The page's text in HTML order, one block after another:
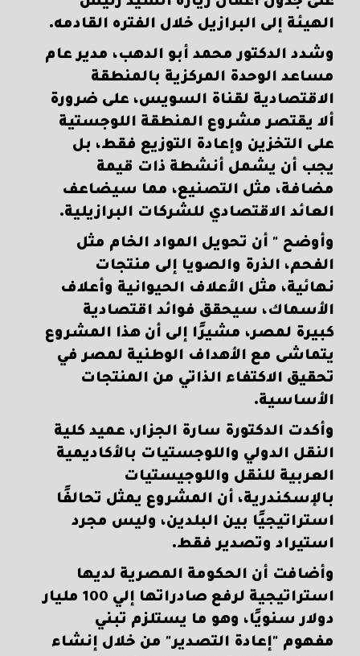
الهيئة إلى البرازيل خلال الفتره القادمه.
وشدد الدكتور محمد أبو الدهب، مدير عام
مساعد الوحدة المركزية بالمنطقة
الاقتصادية لقناة السويس، على ضرورة
ألا يقتصر مشروع المنطقة اللوجستية
على التخزين وإعادة التوزيع فقط، بل
يجب أن يشمل أنشطة ذات قيمة
مضافة، مثل التصنيع، مما سيضاعف
العائد الاقتصادي للشركات البرازيلية.
وأوضح " أن تحويل المواد الخام مثل
الفحم، الذرة والصويا إلى منتجات
نهائية، مثل الأعلاف الحيوانية وأعلاف
الأسماك، سيحقق فوائد اقتصادية
كبيرة لمصر، مشيرًا إلى أن هذا المشروع
يتماشى مع الأهداف الوطنية لمصر في
تحقيق الاكتفاء الذاتي من المنتجات
الأساسية.
وأكدت الدكتورة سارة الجزار، عميد كلية
النقل الدولي واللوجستيات بالأكاديمية
العربية للنقل واللوجيستيات
بالإسكندرية، أن المشروع يمثل تحالفًا
استراتيجيًا بين البلدين، وليس مجرد
استيراد وتصدير فقط.
وأضافت أن الحكومة المصرية لديها
استراتيجية لرفع صادراتها إلي 100 مليار
دولار سنويًا، وهو ما يستلزم تبني
مفهوم "إعادة التصدير" من خلال إنشاء